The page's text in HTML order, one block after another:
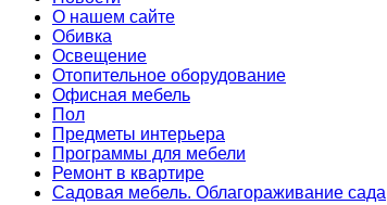
О нашем сайте
Обивка
Освещение
Отопительное оборудование
Офисная мебель
Пол
Предметы интерьера
Программы для мебели
Ремонт в квартире
Садовая мебель. Облагораживание сада